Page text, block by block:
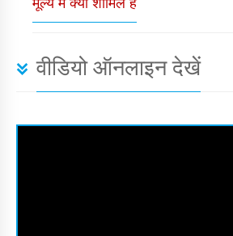
वीडियो ऑनलाइन देखें